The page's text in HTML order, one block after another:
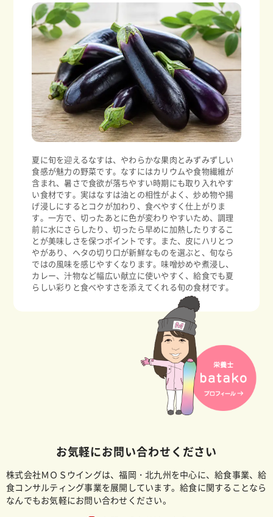
夏に旬を迎えるなすは、やわらかな果肉とみずみずしい
食感が魅力の野菜です。なすにはカリウムや食物繊維が
含まれ、暑さで食欲が落ちやすい時期にも取り入れやす
い食材です。実はなすは油との相性がよく、炒め物や揚
げ浸しにするとコクが加わり、食べやすく仕上がりま
す。一方で、切ったあとに色が変わりやすいため、調理
前に水にさらしたり、切ったら早めに加熱したりするこ
とが美味しさを保つポイントです。また、皮にハリとつ
やがあり、ヘタの切り口が新鮮なものを選ぶと、旬なら
ではの風味を感じやすくなります。味噌炒めや煮浸し、
カレー、汁物など幅広い献立に使いやすく、給食でも夏
らしい彩りと食べやすさを添えてくれる旬の食材です。
お気軽にお問い合わせください
株式会社ＭＯＳウイングは、福岡・北九州を中心に、給食事業、給
食コンサルティング事業を展開しています。給食に関することなら
なんでもお気軽にお問い合わせください。